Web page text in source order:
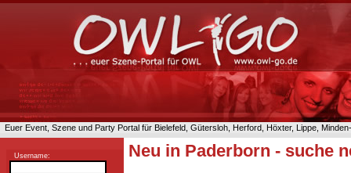
Euer Event, Szene und Party Portal für Bielefeld, Gütersloh, Herford, Höxter, Lippe,
Username: Neu in Paderborn - suche